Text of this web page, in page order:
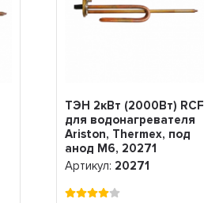
ТЭН 2кВт (2000Вт) RCF
для водонагревателя
Ariston, Thermex, под
анод М6, 20271
Артикул: 20271